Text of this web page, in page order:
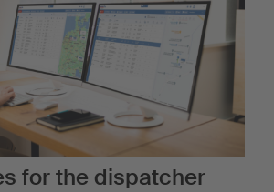
for the dispatcher